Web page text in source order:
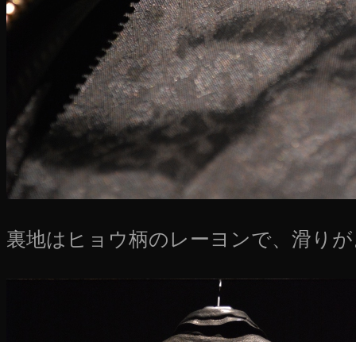
裏地はヒョウ柄のレーヨンで、滑り